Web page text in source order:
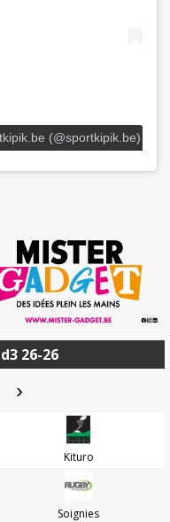
(@sportkipik.be)
26-26
›
Kituro
Soignies